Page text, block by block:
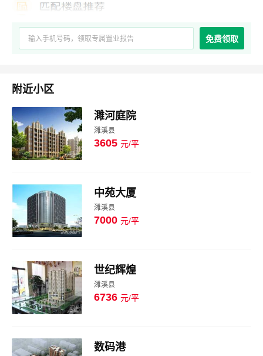
免费领取
附近小区
图片
濉河庭院
濉溪县
3605 元/平
图片
中苑大厦
濉溪县
7000 元/平
图片
世纪辉煌
濉溪县
6736 元/平
数码港